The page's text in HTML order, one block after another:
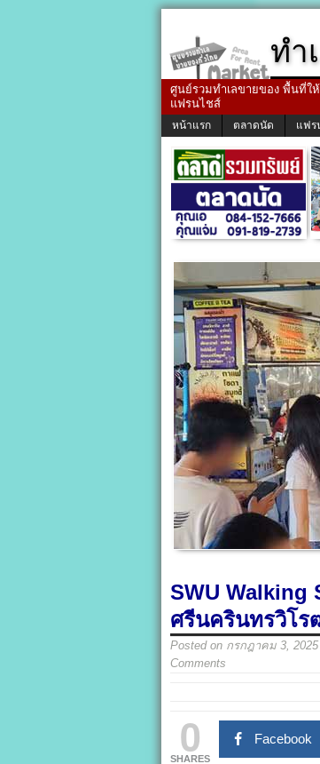
ทำ
ศูนย์รวมทำเลขายของ พื้นที่ใ
แฟรนไชส์
หน้าแรก ตลาดนัด แฟร
SWU Walking
ศรีนครินทรวิโ
Posted on กรกฎาคม 3, 2025
Comments
0
SHARES
Facebook